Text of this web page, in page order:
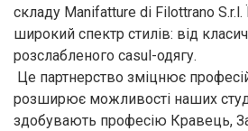
складу Manifatture di Filottrano S.r.l.
широкий спектр стилів: від
розслабленого casul-одягу.
Це партнерство зміцнює
розширює можливості наших
здобувають професію Кравець,